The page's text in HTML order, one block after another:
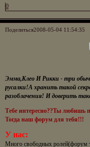
0
Поделиться2008-05-04 11:54:35
Эмма,Клео И Рикки - три
русалки!А хранить такой
разоблачения! И доверить
Тебе интересно??Ты любишь
Тогда наш форум для тебя!!!
У нас:
Много свободных ролей(форум